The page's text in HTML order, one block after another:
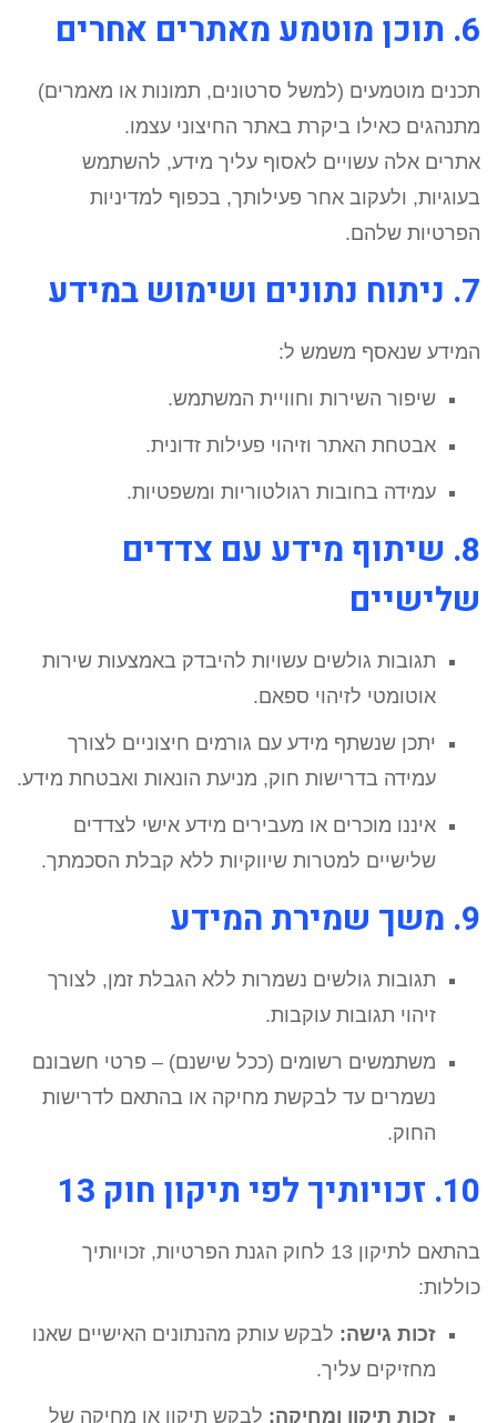
6. תוכן מוטמע מאתרים אחרים
תכנים מוטמעים (למשל סרטונים, תמונות או מאמרים)
מתנהגים כאילו ביקרת באתר החיצוני עצמו.
אתרים אלה עשויים לאסוף עליך מידע, להשתמש
בעוגיות, ולעקוב אחר פעילותך, בכפוף למדיניות
הפרטיות שלהם.
7. ניתוח נתונים ושימוש במידע
המידע שנאסף משמש ל:
שיפור השירות וחוויית המשתמש.
אבטחת האתר וזיהוי פעילות זדונית.
עמידה בחובות רגולטוריות ומשפטיות.
8. שיתוף מידע עם צדדים
שלישיים
תגובות גולשים עשויות להיבדק באמצעות שירות
אוטומטי לזיהוי ספאם.
יתכן שנשתף מידע עם גורמים חיצוניים לצורך
עמידה בדרישות חוק, מניעת הונאות ואבטחת מידע.
איננו מוכרים או מעבירים מידע אישי לצדדים
שלישיים למטרות שיווקיות ללא קבלת הסכמתך.
9. משך שמירת המידע
תגובות גולשים נשמרות ללא הגבלת זמן, לצורך
זיהוי תגובות עוקבות.
משתמשים רשומים (ככל שישנם) – פרטי חשבונם
נשמרים עד לבקשת מחיקה או בהתאם לדרישות
החוק.
10. זכויותיך לפי תיקון חוק 13
בהתאם לתיקון 13 לחוק הגנת הפרטיות, זכויותיך
כוללות:
זכות גישה: לבקש עותק מהנתונים האישיים שאנו
מחזיקים עליך.
זכות תיקון ומחיקה: לבקש תיקון או מחיקה של